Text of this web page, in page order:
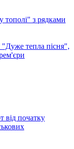
тополі" з рядками
тепла пісня",
від початку